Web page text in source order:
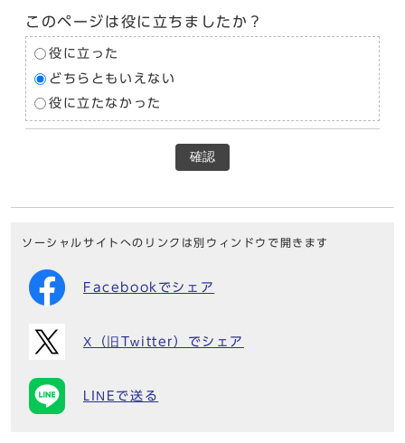
このページは役に立ちましたか？
役に立った
どちらともいえない
役に立たなかった
確認
ソーシャルサイトへのリンクは別ウィンドウで開きます
Facebookでシェア
X（旧Twitter）でシェア
LINEで送る